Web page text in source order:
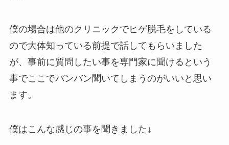
僕の場合は他のクリニックでヒゲ脱毛をしている
ので大体知っている前提で話してもらいました
が、事前に質問したい事を専門家に聞けるという
事でここでバンバン聞いてしまうのがいいと思い
ます。
僕はこんな感じの事を聞きました↓